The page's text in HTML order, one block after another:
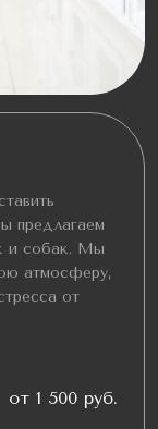
предлагаем
и собак. Мы
атмосферу,
от
от 1 500 руб.